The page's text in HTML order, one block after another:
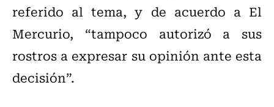
referido al tema, y de acuerdo a El
Mercurio, “tampoco autorizó a sus
rostros a expresar su opinión ante esta
decisión”.